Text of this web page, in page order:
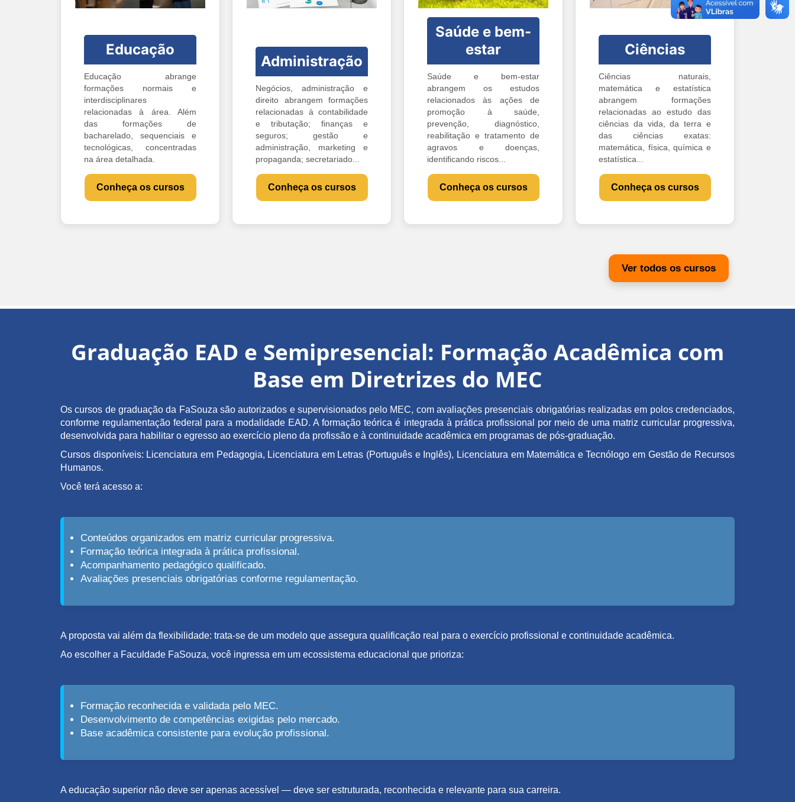
Educação
Educação abrange
formações normais e
interdisciplinares
relacionadas à área. Além
das formações de
bacharelado, sequenciais e
tecnológicas, concentradas
na área detalhada.
Conheça os cursos
Administração
Negócios, administração e
direito abrangem formações
relacionadas à contabilidade
e tributação; finanças e
seguros; gestão e
administração, marketing e
propaganda; secretariado...
Conheça os cursos
Saúde e bem-
estar
Saúde e bem-estar
abrangem os estudos
relacionados às ações de
promoção à saúde,
prevenção, diagnóstico,
reabilitação e tratamento de
agravos e doenças,
identificando riscos...
Conheça os cursos
Ciências
Ciências naturais,
matemática e estatística
abrangem formações
relacionadas ao estudo das
ciências da vida, da terra e
das ciências exatas:
matemática, física, química e
estatística...
Conheça os cursos
Ver todos os cursos
Graduação EAD e Semipresencial: Formação Acadêmica com
Base em Diretrizes do MEC
Os cursos de graduação da FaSouza são autorizados e supervisionados pelo MEC, com avaliações presenciais obrigatórias realizadas em polos credenciados,
conforme regulamentação federal para a modalidade EAD. A formação teórica é integrada à prática profissional por meio de uma matriz curricular progressiva,
desenvolvida para habilitar o egresso ao exercício pleno da profissão e à continuidade acadêmica em programas de pós-graduação.
Cursos disponíveis: Licenciatura em Pedagogia, Licenciatura em Letras (Português e Inglês), Licenciatura em Matemática e Tecnólogo em Gestão de Recursos
Humanos.
Você terá acesso a:
Conteúdos organizados em matriz curricular progressiva.
Formação teórica integrada à prática profissional.
Acompanhamento pedagógico qualificado.
Avaliações presenciais obrigatórias conforme regulamentação.
A proposta vai além da flexibilidade: trata-se de um modelo que assegura qualificação real para o exercício profissional e continuidade acadêmica.
Ao escolher a Faculdade FaSouza, você ingressa em um ecossistema educacional que prioriza:
Formação reconhecida e validada pelo MEC.
Desenvolvimento de competências exigidas pelo mercado.
Base acadêmica consistente para evolução profissional.
A educação superior não deve ser apenas acessível — deve ser estruturada, reconhecida e relevante para sua carreira.